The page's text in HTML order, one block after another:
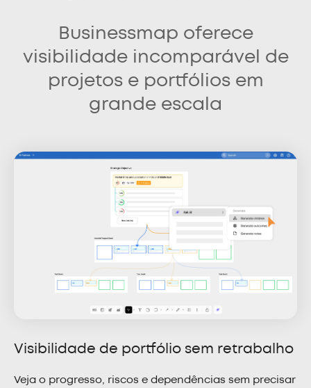
Businessmap oferece
visibilidade incomparável de
projetos e portfólios em
grande escala
Visibilidade de portfólio sem retrabalho
Veja o progresso, riscos e dependências sem precisar